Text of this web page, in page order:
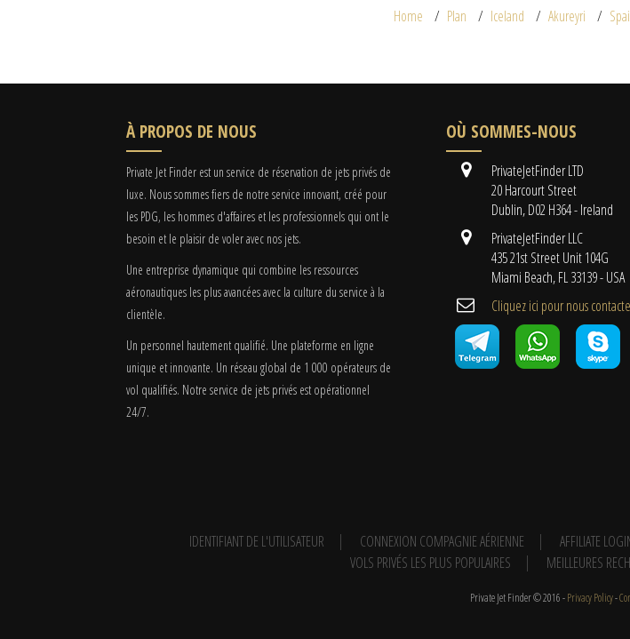
Home Plan Iceland Akureyri
À PROPOS DE NOUS
Private Jet Finder est un service de réservation de jets privés de
luxe. Nous sommes fiers de notre service innovant, créé pour
les PDG, les hommes d'affaires et les professionnels qui ont le
besoin et le plaisir de voler avec nos jets.
Une entreprise dynamique qui combine les ressources
aéronautiques les plus avancées avec la culture du service à la
clientèle.
Un personnel hautement qualifié. Une plateforme en ligne
unique et innovante. Un réseau global de 1 000 opérateurs de
vol qualifiés. Notre service de jets privés est opérationnel
24/7.
OÙ SOMMES-NOUS
PrivateJetFinder LTD
20 Harcourt Street
Dublin, D02 H364 - Ireland
PrivateJetFinder LLC
435 21st Street Unit 104G
Miami Beach, FL 33139 - USA
Cliquez ici pour nous
IDENTIFIANT DE L'UTILISATEUR CONNEXION COMPAGNIE AÉRIENNE AFFILIATE
VOLS PRIVÉS LES PLUS POPULAIRES
MEILLEURES
Private Jet Finder © 2016 -Privacy Policy-